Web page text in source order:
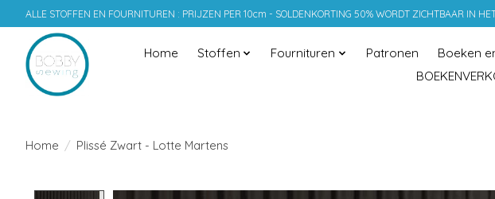
ALLE STOFFEN EN FOURNITUREN : PRIJZEN PER 10cm - SOLDENKORTING 50% WORDT ZICHTBAAR IN
Home Stoffen Fournituren Patronen Boeken
Home / Plissé Zwart - Lotte Martens